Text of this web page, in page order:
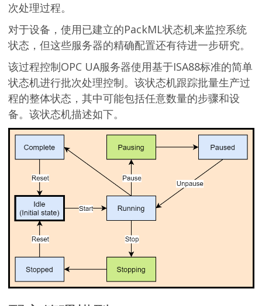
次处理过程。
对于设备，使用已建立的PackML状态机来监控系统
状态，但这些服务器的精确配置还有待进一步研究。
该过程控制OPC UA服务器使用基于ISA88标准的简单
状态机进行批次处理控制。该状态机跟踪批量生产过
程的整体状态，其中可能包括任意数量的步骤和设
备。该状态机描述如下。